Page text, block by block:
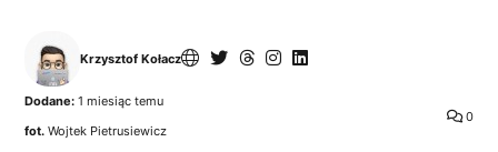
Krzysztof Kołacz
0
Dodane: 1 miesiąc temu
fot. Wojtek Pietrusiewicz